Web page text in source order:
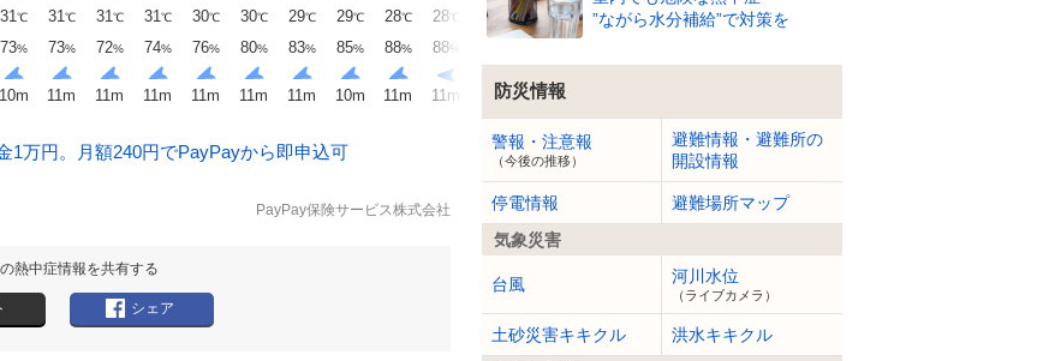
31℃ 31℃ 31℃ 31℃ 30℃ 30℃ 29℃ 29℃ 28℃ 28℃ 28 ℃ 28 ℃ 28℃ 28℃ 28℃ 28℃
73% 73% 72% 74% 76% 80% 83% 85% 88% 88%
10m 11m 11m 11m 11m 11m 11m 10m 11m 11 m m 10m
1万円。月額240円でPayPayから即申込可
PayPay保険サービス株式会社
熱中症情報を共有する
シェア
”ながら水分補給”で対策を
防災情報
警報・注意報
（今後の推移）
避難情報・避難所の
開設情報
停電情報
避難場所マップ
気象災害
台風 河川水位
（ライブカメラ）
土砂災害キキクル
洪水キキクル